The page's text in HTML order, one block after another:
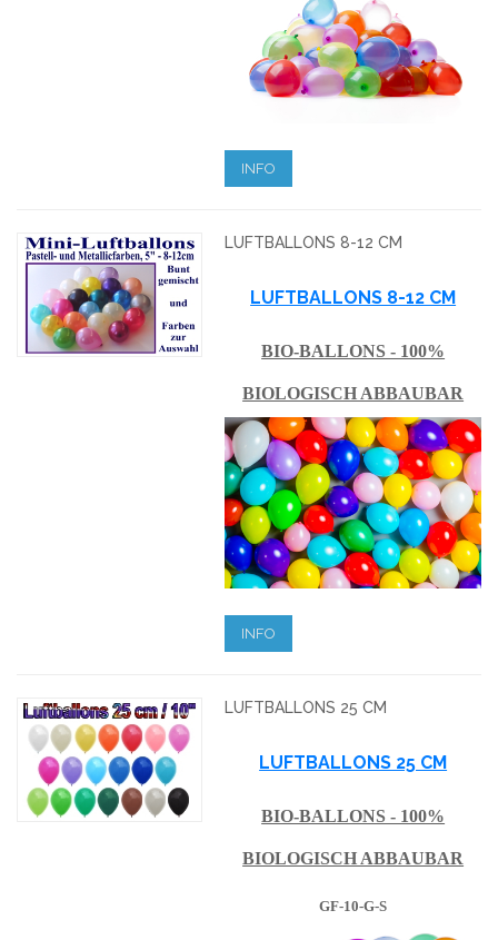
INFO
LUFTBALLONS 8-12 CM
LUFTBALLONS 8-12 CM
BIO-BALLONS - 100%
BIOLOGISCH ABBAUBAR
INFO
LUFTBALLONS 25 CM
LUFTBALLONS 25 CM
BIO-BALLONS - 100%
BIOLOGISCH ABBAUBAR
GF-10-G-S